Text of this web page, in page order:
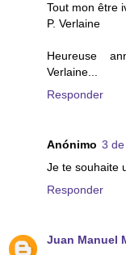
Tout mon être
P. Verlaine
Heureuse
Verlaine...
Responder
Anónimo 3
Je te souhaite
Responder
Juan Manuel